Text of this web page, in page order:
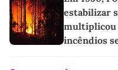
estabilizar
multiplicou
incêndios